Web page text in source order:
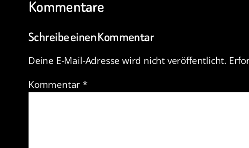
Kommentare
Schreibe einen Kommentar
Deine E-Mail-Adresse wird nicht veröffentlicht.
Kommentar *